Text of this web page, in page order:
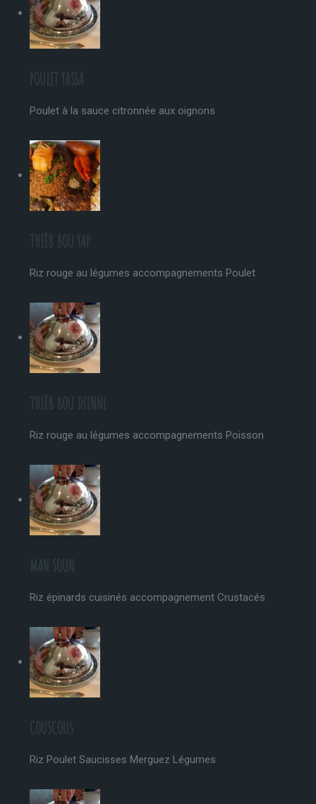
POULET YASSA
Poulet à la sauce citronnée aux oignons
THIÈB BOU YAP
Riz rouge au légumes accompagnements Poulet
THIÈB BOU DIENNE
Riz rouge au légumes accompagnements Poisson
MAN SOUN
Riz épinards cuisinés accompagnement Crustacés
COUSCOUS
Riz Poulet Saucisses Merguez Légumes